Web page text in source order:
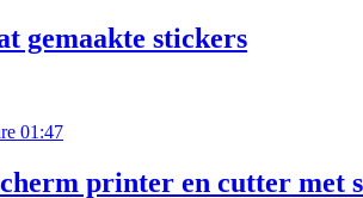
gemaakte stickers
01:47
printer en cutter met